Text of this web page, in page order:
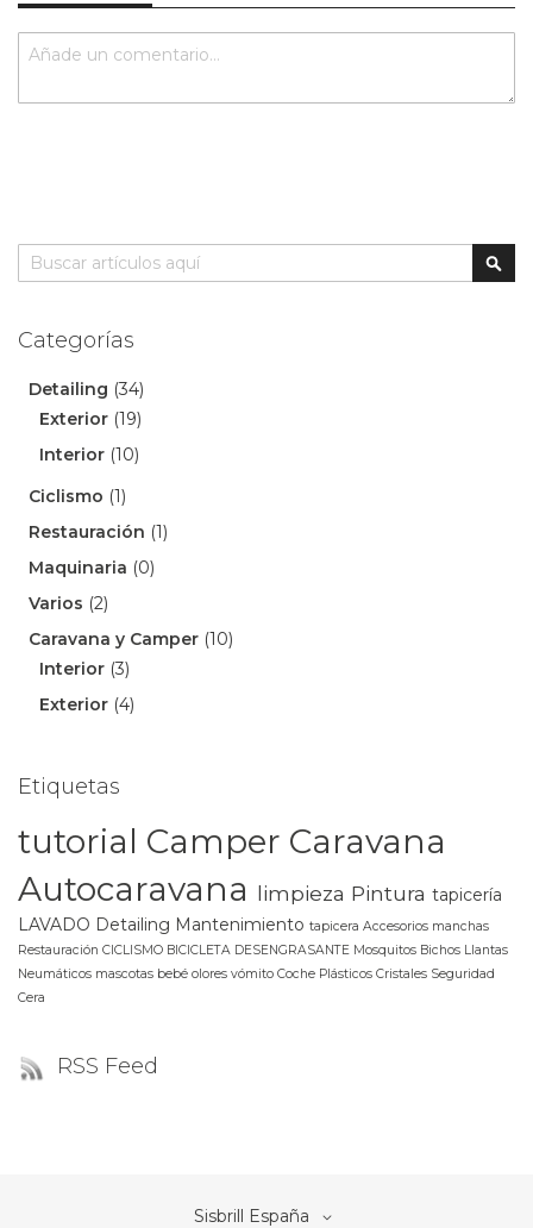
Buscar
Categorías
Detailing (34)
Exterior (19)
Interior (10)
Ciclismo (1)
Restauración (1)
Maquinaria (0)
Varios (2)
Caravana y Camper (10)
Interior (3)
Exterior (4)
Etiquetas
tutorial Camper Caravana
Autocaravana limpieza Pintura tapicería
LAVADO Detailing Mantenimiento tapicera Accesorios manchas
Restauración CICLISMO BICICLETA DESENGRASANTE Mosquitos Bichos Llantas
Neumáticos mascotas bebé olores vómito Coche Plásticos Cristales Seguridad
Cera
RSS Feed
Select
Sisbrill España